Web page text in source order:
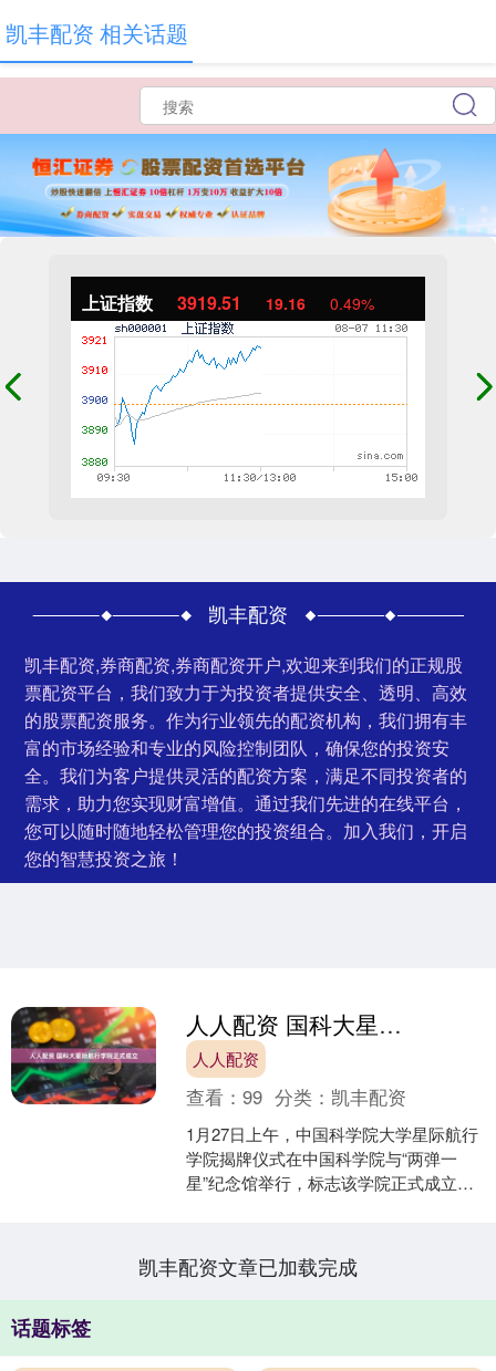
上证指数 3919.51 19.16 0.49%
凯丰配资
凯丰配资,券商配资,券商配资开户,欢迎来到我们的正规股
票配资平台，我们致力于为投资者提供安全、透明、高效
的股票配资服务。作为行业领先的配资机构，我们拥有丰
富的市场经验和专业的风险控制团队，确保您的投资安
全。我们为客户提供灵活的配资方案，满足不同投资者的
需求，助力您实现财富增值。通过我们先进的在线平台，
您可以随时随地轻松管理您的投资组合。加入我们，开启
您的智慧投资之旅！
凯丰配资 相关话题
人人配资 国科大星际航行学院正式成立
人人配资
查看：99 分类： 凯丰配资
1月27日上午，中国科学院大学星际航行
学院揭牌仪式在中国科学院与“两弹一
星”纪念馆举行，标志该学院正式成立。
凯丰配资文章已加载完成
话题标签